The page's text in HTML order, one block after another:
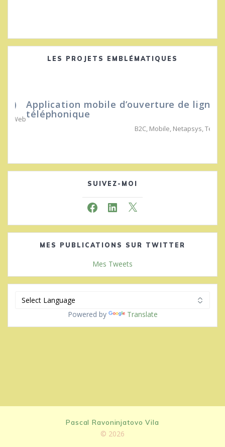
LES PROJETS EMBLÉMATIQUES
Application mobile d’ouverture de ligne
téléphonique
,Mobile,Netapsys,Telco
FacebookLinkedInX
Pascal Ravoninjatovo Vila
© 2026